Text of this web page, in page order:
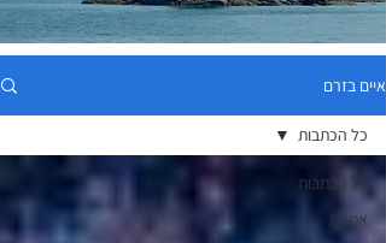
איים בזרם
כל הכתבות
אמנות
כל הכתבות